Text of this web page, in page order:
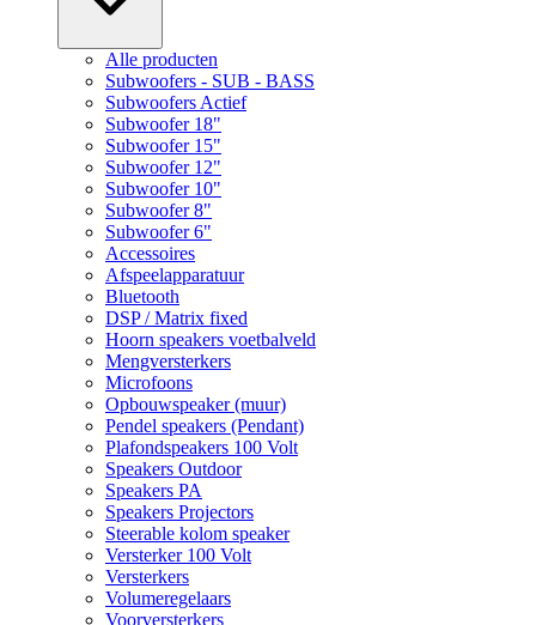
Alle producten
Subwoofers - SUB - BASS
Subwoofers Actief
Subwoofer 18"
Subwoofer 15"
Subwoofer 12"
Subwoofer 10"
Subwoofer 8"
Subwoofer 6"
Accessoires
Afspeelapparatuur
Bluetooth
DSP / Matrix fixed
Hoorn speakers voetbalveld
Mengversterkers
Microfoons
Opbouwspeaker (muur)
Pendel speakers (Pendant)
Plafondspeakers 100 Volt
Speakers Outdoor
Speakers PA
Speakers Projectors
Steerable kolom speaker
Versterker 100 Volt
Versterkers
Volumeregelaars
Voorversterkers